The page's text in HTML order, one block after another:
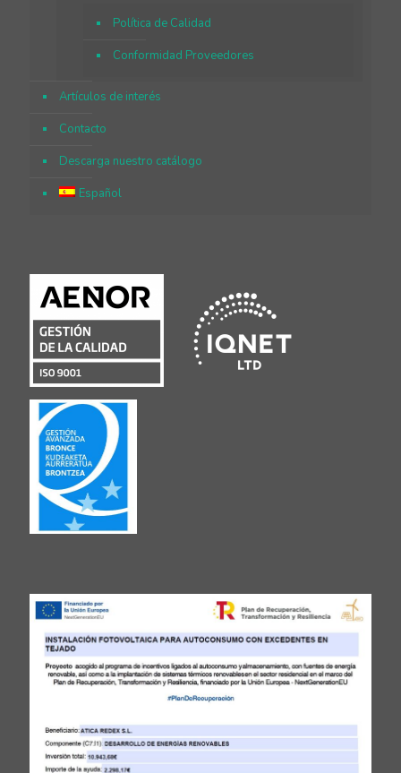
Política de Calidad
Conformidad Proveedores
Artículos de interés
Contacto
Descarga nuestro catálogo
Español